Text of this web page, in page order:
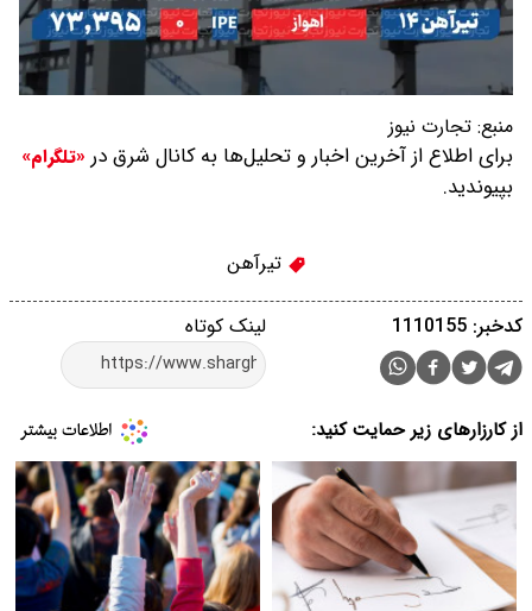
منبع: تجارت نیوز
برای اطلاع از آخرین اخبار و تحلیل‌ها به کانال شرق در «تلگرام»
بپیوندید.
تیرآهن
لینک کوتاه کدخبر: 1110155
از کارزارهای زیر حمایت کنید: